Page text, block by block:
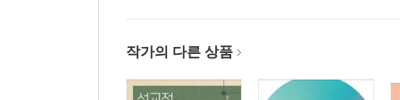
작가의 다른 상품